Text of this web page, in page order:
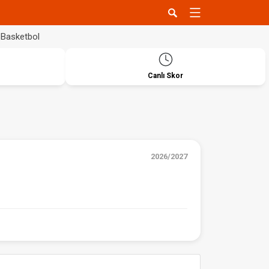
Basketbol
Canlı Skor
2026/2027